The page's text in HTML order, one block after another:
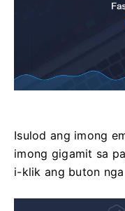
Isulod ang imong
imong gigamit sa
i-klik ang buton